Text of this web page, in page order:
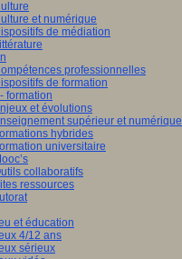
et numérique
de médiation
professionnelles
de formation
formation
et évolutions
supérieur et numérique
hybrides
universitaire
collaboratifs
ressources
et éducation
4/12 ans
sérieux